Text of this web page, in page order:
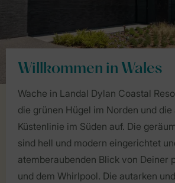
Willkommen in Wales
Wache in Landal Dylan Coastal
die grünen Hügel im Norden und die
Küstenlinie im Süden auf. Die
sind hell und modern eingerichtet
atemberaubenden Blick von Deiner
und dem Whirlpool. Die autarken